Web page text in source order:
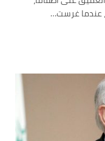
عندما غرست…